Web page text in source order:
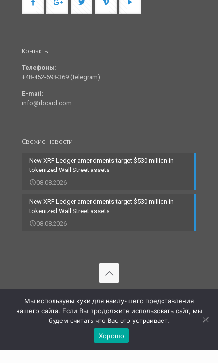
Контакты
Телефоны:
+48-452-698-369 (Telegram)
E-mail:
info@rbcard.com
Свежие новости
New XRP Ledger amendments target $530 million in
tokenized Wall Street assets
08.08.2026
New XRP Ledger amendments target $530 million in
tokenized Wall Street assets
08.08.2026
технологии | All Rights Reserved |
Мы используем куки для наилучшего представления
нашего сайта. Если Вы продолжите использовать сайт, мы
будем считать что Вас это устраивает.
Хорошо